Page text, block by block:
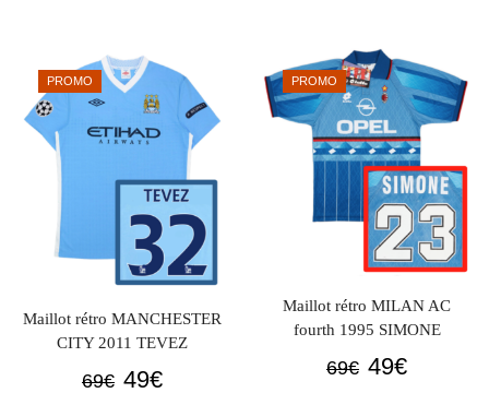
69€.
49€.
était :
69€.
est :
49€.
PROMO
Maillot rétro MANCHESTER
CITY 2011 TEVEZ
69€ Le
49€Le
PROMO
Maillot rétro MILAN AC
fourth 1995 SIMONE
69€ Le
49€Le